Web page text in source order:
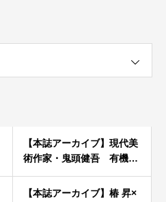
【本誌アーカイブ】現代美
術作家・鬼頭健吾 有機…
【本誌アーカイブ】椿 昇×